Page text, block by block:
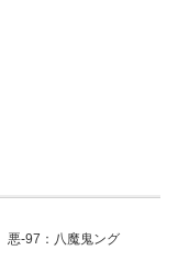
悪-97：八魔鬼ング